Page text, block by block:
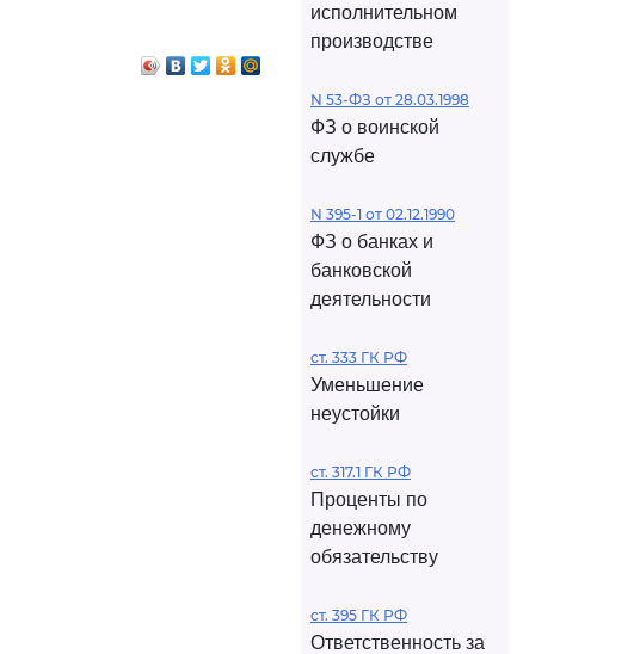
исполнительном
производстве
N 53-ФЗ от 28.03.1998
ФЗ о воинской
службе
N 395-1 от 02.12.1990
ФЗ о банках и
банковской
деятельности
ст. 333 ГК РФ
Уменьшение
неустойки
ст. 317.1 ГК РФ
Проценты по
денежному
обязательству
ст. 395 ГК РФ
Ответственность за